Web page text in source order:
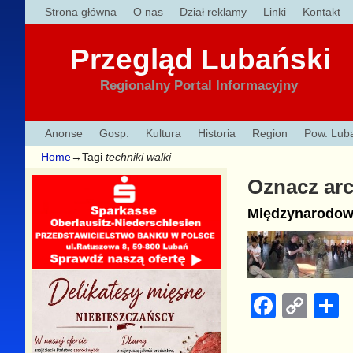
Strona główna O nas Dział reklamy Linki Kontakt
Przegląd Lubański
Regionalny Portal Informacyjny
Anonse Gosp. Kultura Historia Region Pow.
Home→Tagi techniki walki
Oznacz
F
C